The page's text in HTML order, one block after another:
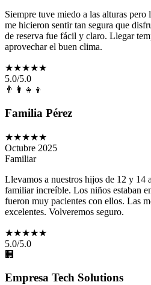
Siempre tuve miedo a las alturas
me hicieron sentir tan segura que
de reserva fue fácil y claro. Llegar
aprovechar el buen clima.
★★★★★
5.0/5.0
👨‍👩‍👧‍👦
Familia Pérez
★★★★★
Octubre 2025
Familiar
Llevamos a nuestros hijos de 12 y 14
familiar increíble. Los niños estaban
fueron muy pacientes con ellos. Las
excelentes. Volveremos seguro.
★★★★★
5.0/5.0
🏢
Empresa Tech Solutions